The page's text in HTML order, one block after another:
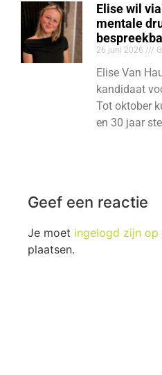
Elise wil
mentale
26 juni 2026
Elise Van
kandidaat
Tot oktober
en 30 jaar
Geef een reactie
Je moet ingelogd zijn op
plaatsen.